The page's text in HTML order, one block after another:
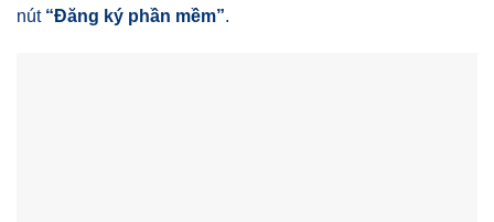
nút “Đăng ký phần mềm”.